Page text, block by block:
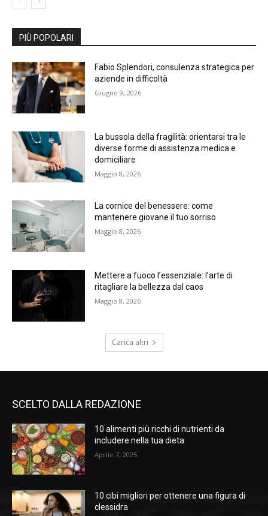
PIÙ POPOLARI
Fabio Splendori, consulenza strategica per
aziende in difficoltà
Giugno 9, 2026
La bussola della fragilità: orientarsi tra le
diverse forme di assistenza medica e
domiciliare
Maggio 8, 2026
La cornice del benessere: come
mantenere giovane il tuo sorriso
Maggio 8, 2026
Mettere a fuoco l’essenziale: l’arte di
ritagliare la bellezza dal caos
Maggio 8, 2026
Carica altri
SCELTO DALLA REDAZIONE
10 alimenti più ricchi di nutrienti da
includere nella tua dieta
Aprile 7, 2025
10 cibi migliori per ottenere una figura di
clessidra